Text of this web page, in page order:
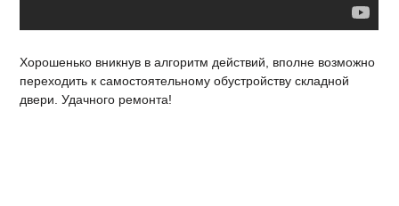
Хорошенько вникнув в алгоритм действий, вполне возможно
переходить к самостоятельному обустройству складной
двери. Удачного ремонта!